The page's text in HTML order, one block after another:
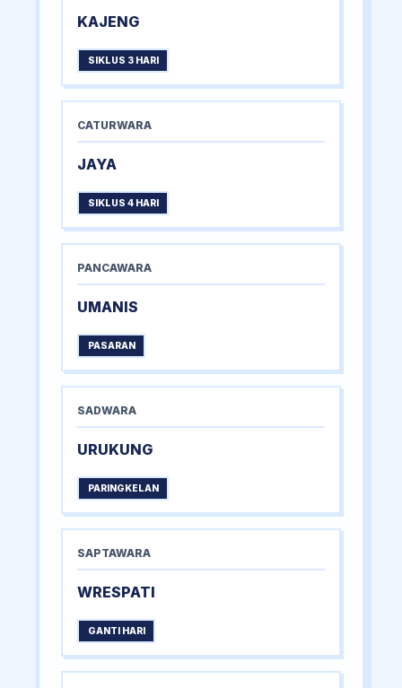
KAJENG
SIKLUS 3 HARI
CATURWARA
JAYA
SIKLUS 4 HARI
PANCAWARA
UMANIS
PASARAN
SADWARA
URUKUNG
PARINGKELAN
SAPTAWARA
WRESPATI
GANTI HARI